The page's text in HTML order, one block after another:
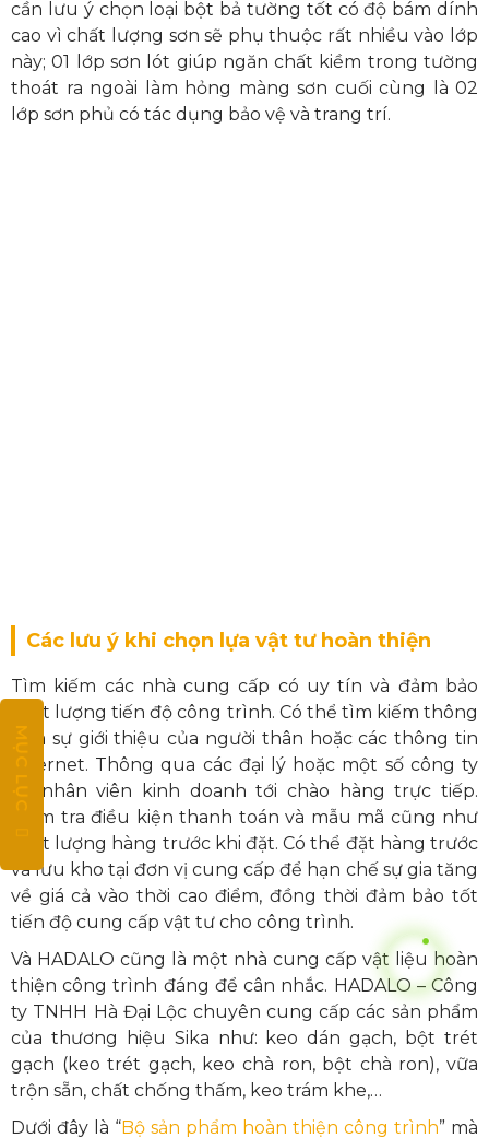
cần lưu ý chọn loại bột bả tường tốt có độ bám dính
cao vì chất lượng sơn sẽ phụ thuộc rất nhiều vào lớp
này; 01 lớp sơn lót giúp ngăn chất kiềm trong tường
thoát ra ngoài làm hỏng màng sơn cuối cùng là 02
lớp sơn phủ có tác dụng bảo vệ và trang trí.
Các lưu ý khi chọn lựa vật tư hoàn thiện
Tìm kiếm các nhà cung cấp có uy tín và đảm bảo
chất lượng tiến độ công trình. Có thể tìm kiếm thông
qua sự giới thiệu của người thân hoặc các thông tin
Internet. Thông qua các đại lý hoặc một số công ty
có nhân viên kinh doanh tới chào hàng trực tiếp.
Kiểm tra điều kiện thanh toán và mẫu mã cũng như
chất lượng hàng trước khi đặt. Có thể đặt hàng trước
và lưu kho tại đơn vị cung cấp để hạn chế sự gia tăng
về giá cả vào thời cao điểm, đồng thời đảm bảo tốt
tiến độ cung cấp vật tư cho công trình.
Và HADALO cũng là một nhà cung cấp vật liệu hoàn
thiện công trình đáng để cân nhắc. HADALO – Công
ty TNHH Hà Đại Lộc chuyên cung cấp các sản phẩm
của thương hiệu Sika như: keo dán gạch, bột trét
gạch (keo trét gạch, keo chà ron, bột chà ron), vữa
trộn sẵn, chất chống thấm, keo trám khe,…
Dưới đây là “Bộ sản phẩm hoàn thiện công trình” mà
MỤC LỤC